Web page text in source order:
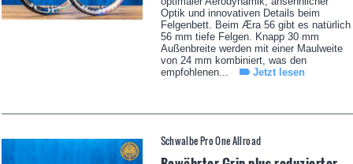
Optik und innovativen Details beim
Felgenbett. Beim Æra 56 gibt es natürlich
56 mm tiefe Felgen. Knapp 30 mm
Außenbreite werden mit einer Maulweite
von 24 mm kombiniert, was den
empfohlenen...
Jetzt lesen
Schwalbe Pro One Allroad